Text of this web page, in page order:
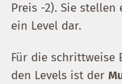
Preis -2). Sie
ein Level dar.
Für die schrittweise
den Levels ist der